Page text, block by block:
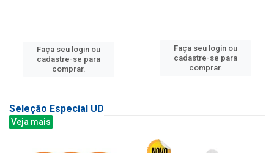
Faça seu login ou
cadastre-se para
comprar.
Faça seu login ou
cadastre-se para
comprar.
Seleção Especial UD
Veja mais